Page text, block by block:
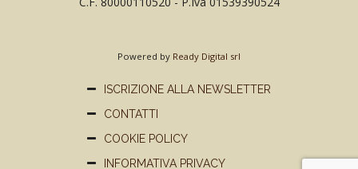
Powered by Ready Digital srl
ISCRIZIONE ALLA NEWSLETTER
CONTATTI
COOKIE POLICY
INFORMATIVA PRIVACY